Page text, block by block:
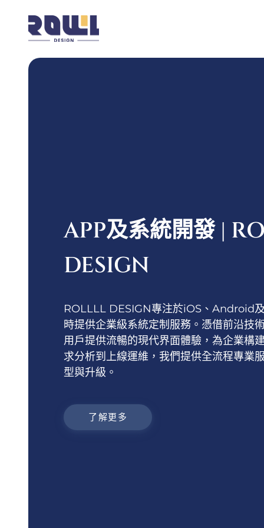
APP及系統開發 |
DESIGN
ROLLLL DESIGN專注於iOS、Android
時提供企業級系統定制服務。憑借前沿技
用戶提供流暢的現代界面體驗，為企業構
求分析到上線運維，我們提供全流程專業
型與升級。
了解更多